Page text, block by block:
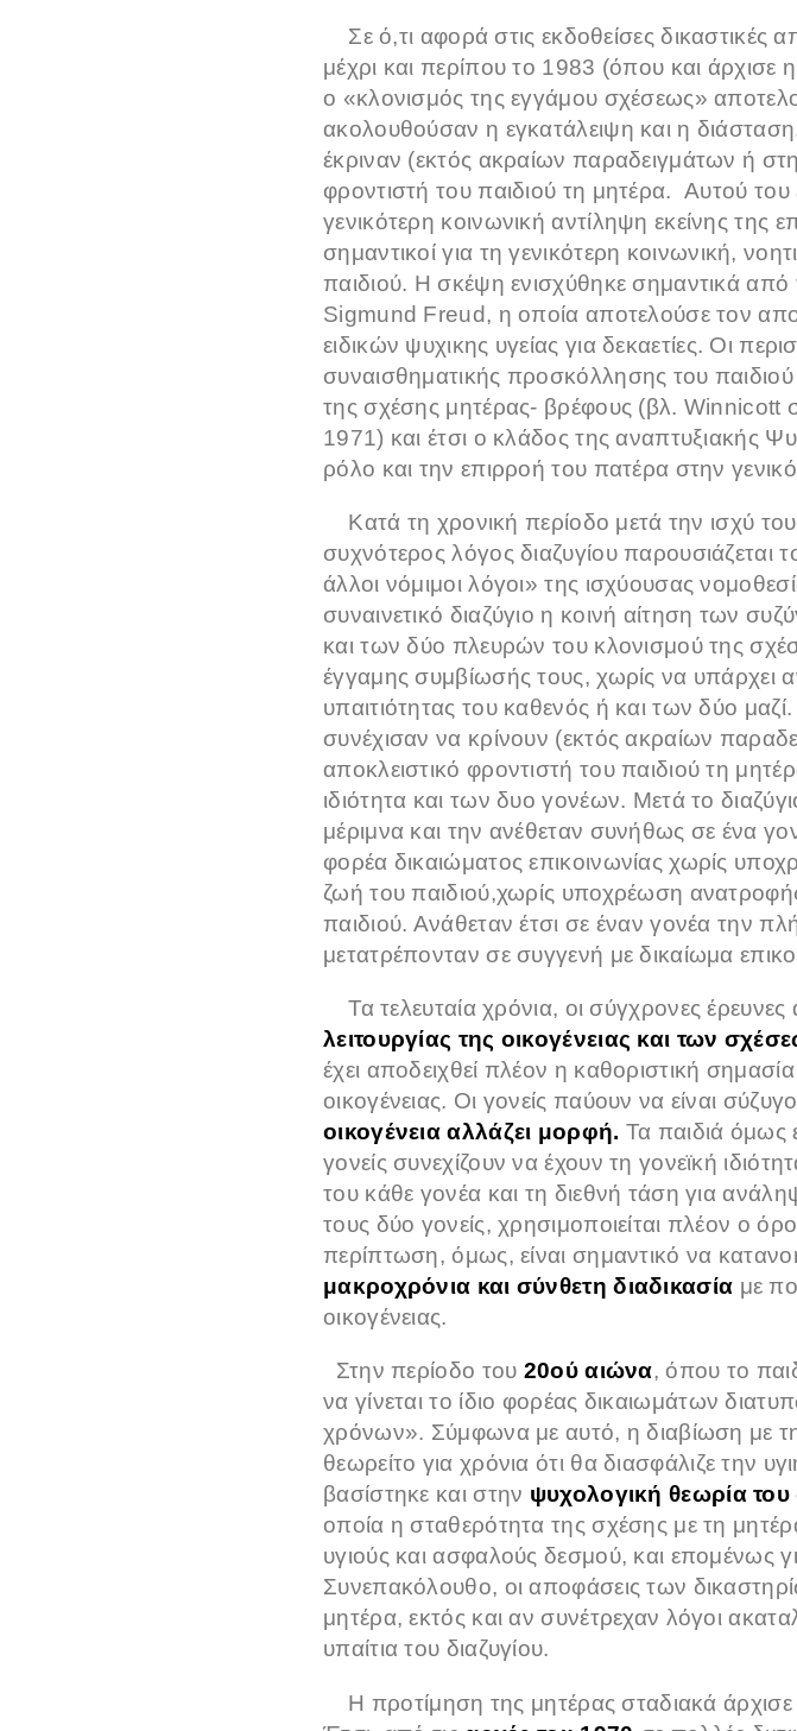
Σε ό,τι αφορά στις εκδοθείσες δικαστικές
μέχρι και περίπου το 1983 (όπου και άρχισε
ο «κλονισμός της εγγάμου σχέσεως»
ακολουθούσαν η εγκατάλειψη και η
έκριναν (εκτός ακραίων παραδειγμάτων ή
φροντιστή του παιδιού τη μητέρα. Αυτού
γενικότερη κοινωνική αντίληψη εκείνης της
σημαντικοί για τη γενικότερη κοινωνική,
παιδιού. Η σκέψη ενισχύθηκε σημαντικά
Sigmund Freud, η οποία αποτελούσε τον
ειδικών ψυχικης υγείας για δεκαετίες. Οι
συναισθηματικής προσκόλλησης του
της σχέσης μητέρας- βρέφους (βλ. Winnicott
1971) και έτσι ο κλάδος της αναπτυξιακής
ρόλο και την επιρροή του πατέρα στην
Κατά τη χρονική περίοδο μετά την ισχύ
συχνότερος λόγος διαζυγίου παρουσιάζεται
άλλοι νόμιμοι λόγοι» της ισχύουσας
συναινετικό διαζύγιο η κοινή αίτηση των
και των δύο πλευρών του κλονισμού της
έγγαμης συμβίωσής τους, χωρίς να υπάρχει
υπαιτιότητας του καθενός ή και των δύο
συνέχισαν να κρίνουν (εκτός ακραίων
αποκλειστικό φροντιστή του παιδιού τη
ιδιότητα και των δυο γονέων. Μετά το
μέριμνα και την ανέθεταν συνήθως σε ένα
φορέα δικαιώματος επικοινωνίας χωρίς
ζωή του παιδιού,χωρίς υποχρέωση
παιδιού. Ανάθεταν έτσι σε έναν γονέα την
μετατρέπονταν σε συγγενή με δικαίωμα
Τα τελευταία χρόνια, οι σύγχρονες
λειτουργίας της οικογένειας και των
έχει αποδειχθεί πλέον η καθοριστική
οικογένειας. Οι γονείς παύουν να είναι
οικογένεια αλλάζει μορφή. Τα παιδιά όμως
γονείς συνεχίζουν να έχουν τη γονεϊκή
του κάθε γονέα και τη διεθνή τάση για
τους δύο γονείς, χρησιμοποιείται πλέον ο
περίπτωση, όμως, είναι σημαντικό να
μακροχρόνια και σύνθετη διαδικασία με
οικογένειας.
Στην περίοδο του 20ού αιώνα, όπου το
να γίνεται το ίδιο φορέας δικαιωμάτων
χρόνων». Σύμφωνα με αυτό, η διαβίωση με
θεωρείτο για χρόνια ότι θα διασφάλιζε την
βασίστηκε και στην ψυχολογική θεωρία
οποία η σταθερότητα της σχέσης με τη
υγιούς και ασφαλούς δεσμού, και επομένως
Συνεπακόλουθο, οι αποφάσεις των
μητέρα, εκτός και αν συνέτρεχαν λόγοι
υπαίτια του διαζυγίου.
Η προτίμηση της μητέρας σταδιακά άρχισε